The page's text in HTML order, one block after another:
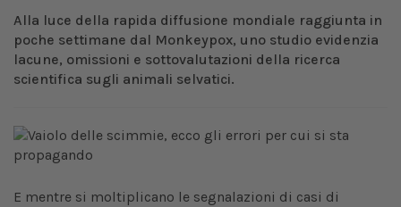
Alla luce della rapida diffusione mondiale raggiunta in
poche settimane dal Monkeypox, uno studio evidenzia
lacune, omissioni e sottovalutazioni della ricerca
scientifica sugli animali selvatici.
E mentre si moltiplicano le segnalazioni di casi di